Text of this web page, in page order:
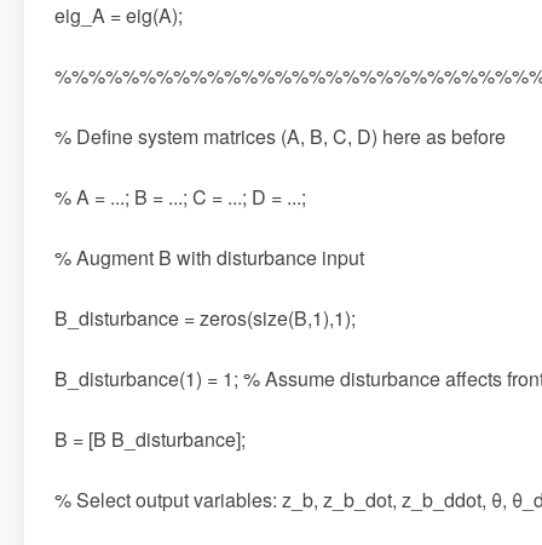
eig_A = eig(A);
% Define system matrices (A, B, C, D) here as before
% A = ...; B = ...; C = ...; D = ...;
% Augment B with disturbance input
B_disturbance = zeros(size(B,1),1);
B_disturbance(1) = 1; % Assume disturbance affects
B = [B B_disturbance];
% Select output variables: z_b, z_b_dot, z_b_ddot, θ,